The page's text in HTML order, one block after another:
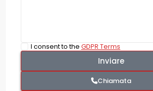
I consent to the GDPR Terms
Chiamata